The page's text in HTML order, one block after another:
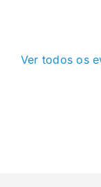
Ver todos os